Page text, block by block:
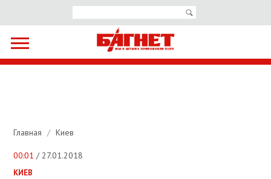
Главная / Киев
00:01 / 27.01.2018
КИЕВ